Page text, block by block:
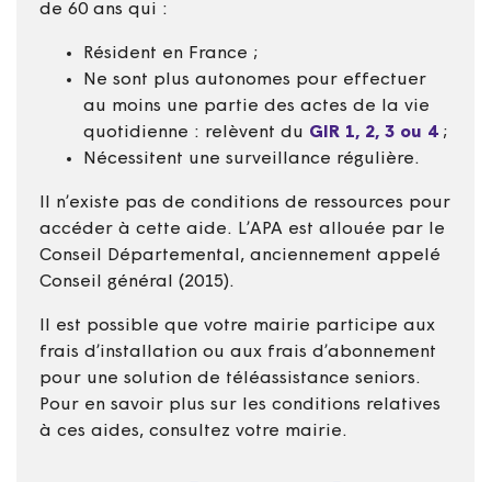
de 60 ans qui :
Résident en France ;
Ne sont plus autonomes pour effectuer
au moins une partie des actes de la vie
quotidienne : relèvent du GIR 1, 2, 3 ou 4;
Nécessitent une surveillance régulière.
Il n’existe pas de conditions de ressources pour
accéder à cette aide. L’APA est allouée par le
Conseil Départemental, anciennement appelé
Conseil général (2015).
Il est possible que votre mairie participe aux
frais d’installation ou aux frais d’abonnement
pour une solution de téléassistance seniors.
Pour en savoir plus sur les conditions relatives
à ces aides, consultez votre mairie.